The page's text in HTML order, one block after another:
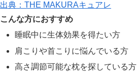
出典：THE MAKURAキュアレ
こんな方におすすめ
睡眠中に生体効果を得たい方
肩こりや首こりに悩んでいる方
高さ調節可能な枕を探している方